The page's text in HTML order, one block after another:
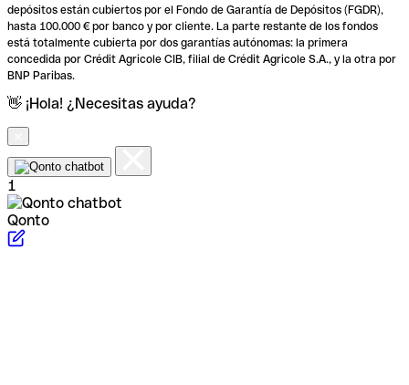
depósitos están cubiertos por el Fondo de Garantía de Depósitos (FGDR),
hasta 100.000 € por banco y por cliente. La parte restante de los fondos
está totalmente cubierta por dos garantías autónomas: la primera
concedida por Crédit Agricole CIB, filial de Crédit Agricole S.A., y la otra por
BNP Paribas.
👋 ¡Hola! ¿Necesitas ayuda?
1
Qonto